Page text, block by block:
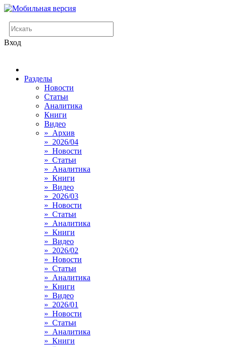
Вход
Разделы
Новости
Статьи
Аналитика
Книги
Видео
» Архив
» 2026/04
» Новости
» Статьи
» Аналитика
» Книги
» Видео
» 2026/03
» Новости
» Статьи
» Аналитика
» Книги
» Видео
» 2026/02
» Новости
» Статьи
» Аналитика
» Книги
» Видео
» 2026/01
» Новости
» Статьи
» Аналитика
» Книги